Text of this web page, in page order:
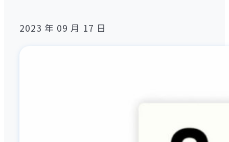
2023 年 09 月 17 日